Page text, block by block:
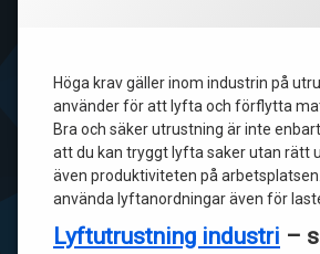
Höga krav gäller inom industrin på
använder för att lyfta och förflytta
Bra och säker utrustning är inte
att du kan tryggt lyfta saker utan rätt
även produktiviteten på
använda lyftanordningar även för
Lyftutrustning industri –